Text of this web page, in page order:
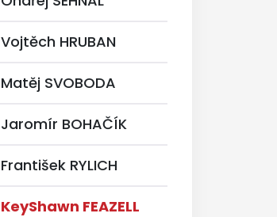
Vojtěch HRUBAN
Matěj SVOBODA
Jaromír BOHAČÍK
František RYLICH
KeyShawn FEAZELL